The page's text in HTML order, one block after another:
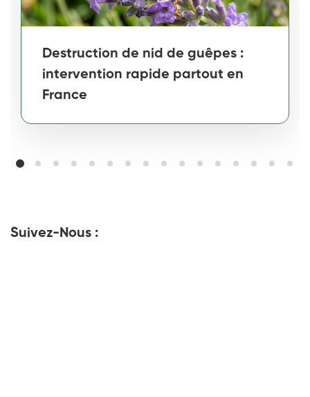
Destruction de nid de guêpes :
intervention rapide partout en
France
Suivez-Nous :